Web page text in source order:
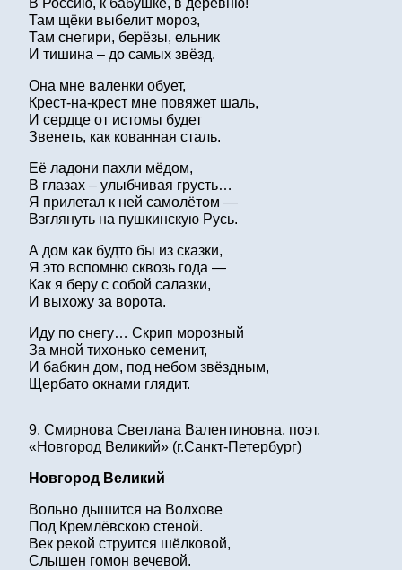
В Россию, к бабушке, в деревню!
Там щёки выбелит мороз,
Там снегири, берёзы, ельник
И тишина – до самых звёзд.
Она мне валенки обует,
Крест-на-крест мне повяжет шаль,
И сердце от истомы будет
Звенеть, как кованная сталь.
Её ладони пахли мёдом,
В глазах – улыбчивая грусть…
Я прилетал к ней самолётом —
Взглянуть на пушкинскую Русь.
А дом как будто бы из сказки,
Я это вспомню сквозь года —
Как я беру с собой салазки,
И выхожу за ворота.
Иду по снегу… Скрип морозный
За мной тихонько семенит,
И бабкин дом, под небом звёздным,
Щербато окнами глядит.
9. Смирнова Светлана Валентиновна, поэт,
«Новгород Великий» (г.Санкт-Петербург)
Новгород Великий
Вольно дышится на Волхове
Под Кремлёвскою стеной.
Век рекой струится шёлковой,
Слышен гомон вечевой.